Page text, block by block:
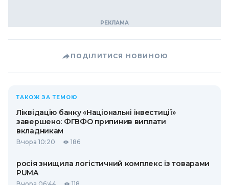
ПОДІЛИТИСЯ НОВИНОЮ
ТАКОЖ ЗА ТЕМОЮ
Ліквідацію банку «Національні інвестиції»
завершено: ФГВФО припинив виплати
вкладникам
Вчора 10:20 186
росія знищила логістичний комплекс із товарами
PUMA